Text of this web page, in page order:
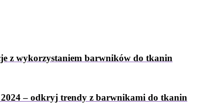
z wykorzystaniem barwników do tkanin
– odkryj trendy z barwnikami do tkanin